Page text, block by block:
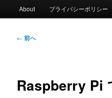
メ
About プライバシーポリシー
投
ー
← 前へ
Raspberry Pi